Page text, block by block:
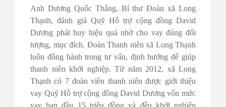
Anh Dương Quốc Thắng, Bí thư Đoàn xã Long
Thạnh, đánh giá Quỹ Hỗ trợ cộng đồng David
Dương phát huy hiệu quả nhờ cho vay đúng đối
tượng, mục đích. Đoàn Thanh niên xã Long Thạnh
luôn đồng hành trong tư vấn, định hướng để giúp
thanh niên khởi nghiệp. Từ năm 2012, xã Long
Thạnh có 7 đoàn viên thanh niên được giới thiệu
vay Quỹ Hỗ trợ cộng đồng David Dương vốn mức
vay ban đầu 15 triệu đồng và đều khởi nghiệp